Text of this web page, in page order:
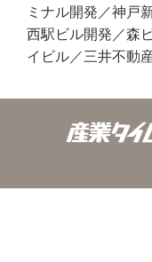
ミナル開発／神戸
西駅ビル開発／森
イビル／三井不動